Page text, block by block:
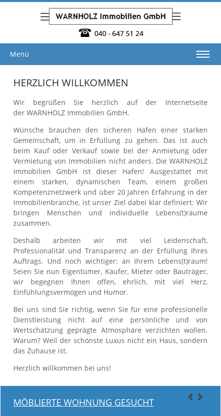
Menü
HERZLICH WILLKOMMEN
Wir begrüßen Sie herzlich auf der Internetseite
der WARNHOLZ Immobilien GmbH.
Wünsche brauchen den sicheren Hafen einer starken
Gemeinschaft, um in Erfüllung zu gehen. Das ist auch
beim Kauf oder Verkauf sowie bei der Anmietung oder
Vermietung von Immobilien nicht anders. Die WARNHOLZ
Immobilien GmbH ist dieser Hafen! Ausgestattet mit
einem starken, dynamischen Team, einem großen
Kompetenznetzwerk und über 20 Jahren Erfahrung in der
Immobilienbranche, ist unser Ziel dabei klar definiert: Wir
bringen Menschen und individuelle Lebens(t)räume
zusammen.
Deshalb arbeiten wir mit viel Leidenschaft,
Professionalität und Transparenz an der Erfüllung Ihres
Auftrags. Und noch wichtiger: an Ihrem Lebens(t)raum!
Seien Sie nun Eigentümer, Käufer, Mieter oder Bauträger,
wir begegnen Ihnen offen, ehrlich, mit viel Herz,
Einfühlungsvermögen und Humor.
Bei uns sind Sie richtig, wenn Sie für eine professionelle
Dienstleistung nicht auf eine persönliche und von
Wertschätzung geprägte Atmosphäre verzichten wollen.
Warum? Weil der schönste Luxus nicht ein Haus, sondern
das Zuhause ist.
Herzlich willkommen bei uns!
MÖBLIERTE WOHNUNG GESUCHT